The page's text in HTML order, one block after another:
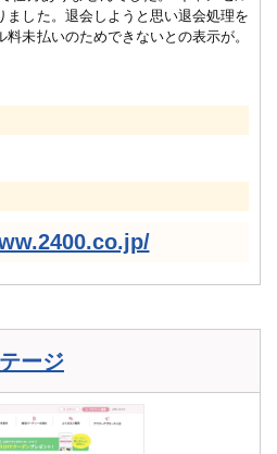
ました。退会しようと思い退会処理を
未払いのためできないとの表示が。
ージ